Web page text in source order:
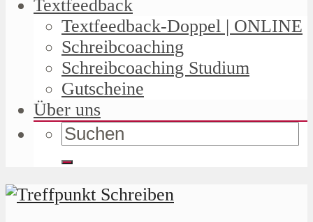
Textfeedback
Textfeedback-Doppel | ONLINE
Schreibcoaching
Schreibcoaching Studium
Gutscheine
Über uns